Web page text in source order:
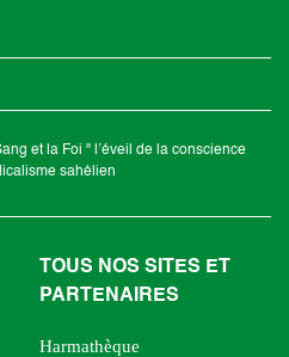
et la Foi " l’éveil de la conscience
sahélien
TOUS NOS SITES ET
PARTENAIRES
Harmathèque